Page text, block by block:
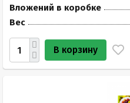
Вложений в коробке
Вес
В корзину